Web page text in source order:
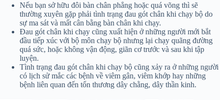
Nếu bạn sở hữu đôi bàn chân phẳng hoặc quá võng thì sẽ
thường xuyên gặp phải tình trạng đau gót chân khi chạy bộ do
sự ma sát và mất cân bằng bàn chân khi chạy.
Đau gót chân khi chạy cũng xuất hiện ở những người mới bắt
đầu tiếp xúc với bộ môn chạy bộ nhưng lại chạy quãng đường
quá sức, hoặc không vận động, giãn cơ trước và sau khi tập
luyện.
Tình trạng đau gót chân khi chạy bộ cũng xảy ra ở những người
có lịch sử mắc các bệnh về viêm gân, viêm khớp hay những
bệnh liên quan đến tổn thương dây chằng, dây thần kinh.